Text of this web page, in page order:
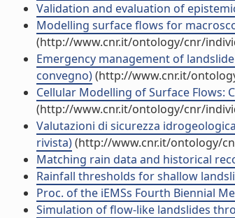
Validation and evaluation of
Modelling surface flows for
(http://www.cnr.it/ontology/cnr/
Emergency management of
convegno)(http://www.cnr.it/
Cellular Modelling of Surface Flows:
(http://www.cnr.it/ontology/cnr/
Valutazioni di sicurezza
rivista)(http://www.cnr.it/ontology/
Matching rain data and historical
Rainfall thresholds for shallow
Proc. of the iEMSs Fourth Biennial
Simulation of flow-like landslides